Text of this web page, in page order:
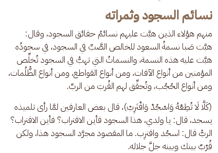
نسائم السجود وثمراته
منهم هؤلاء الذين هبَّت عليهم نسائمُ حقائق السجود، وقال:
هبَّت صَبا نسمةُ السعود للخالص الصَّبِّ في السجود، في سجودُه
هبَّت عليه هذه النسمة، والنسماتُ التي تهبُّ في السجود تُخلِّص
المؤمنين من أنواع الآفات، ومن أنواع القواطع، ومن أنواع الظُّلُمات،
ومن أنواع الحُجُب، وتُحقِّق لهم القُربَ من الربِّ.
(كَلَّا لَا تُطِعْهُ وَاسْجُدْ وَاقْتَرِبْ)، قال بعض العارفين لمَّا رأى تلميذه
يسجد، قال: يا ولدي، هذا السجود فأين الاقتراب؟ فأين الاقتراب؟
الربُّ قال: اسجُد واقترِب. ما المقصود مجرَّد السجود هذا، ولكن
قُرْبٌ بينك وبينه جلَّ جلاله.